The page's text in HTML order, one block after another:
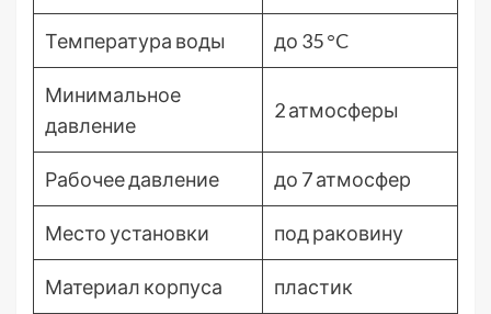
Температура воды до 35 °C
Минимальное
давление
2 атмосферы
Рабочее давление до 7 атмосфер
Место установки под раковину
Материал корпуса пластик